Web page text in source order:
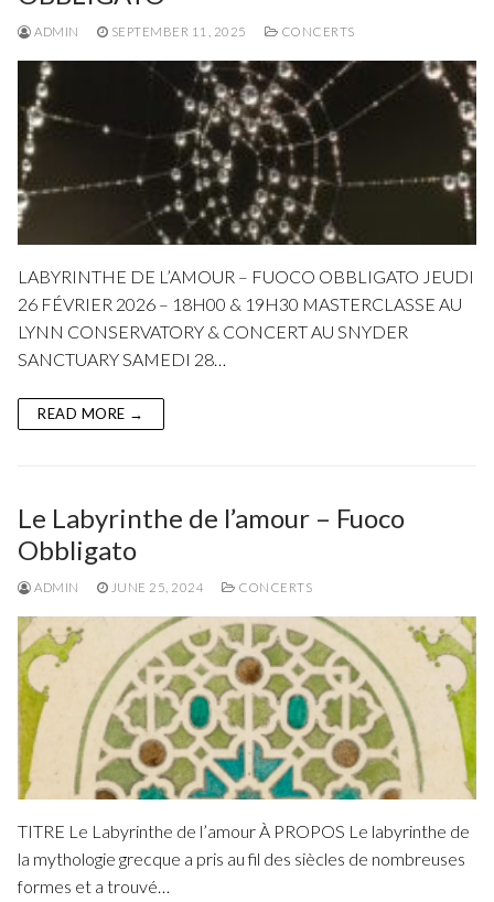
ADMIN SEPTEMBER 11, 2025 CONCERTS
LABYRINTHE DE L’AMOUR – FUOCO OBBLIGATO JEUDI
26 FÉVRIER 2026 – 18H00 & 19H30 MASTERCLASSE AU
LYNN CONSERVATORY & CONCERT AU SNYDER
SANCTUARY SAMEDI 28…
READ MORE →
Le Labyrinthe de l’amour – Fuoco
Obbligato
ADMIN JUNE 25, 2024 CONCERTS
TITRE Le Labyrinthe de l’amour À PROPOS Le labyrinthe de
la mythologie grecque a pris au fil des siècles de nombreuses
formes et a trouvé…